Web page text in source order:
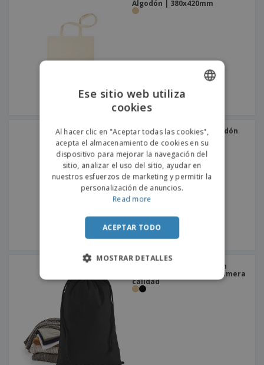
Algodón | 380x420mm
Bolsa de asa PERU | Algodón
180g | 380x420mm
Westford Mill | Bolso con
cordón de algodón de primera
calidad
SPANISH
Ese sitio web utiliza
cookies
Al hacer clic en "Aceptar todas las cookies",
acepta el almacenamiento de cookies en su
dispositivo para mejorar la navegación del
sitio, analizar el uso del sitio, ayudar en
nuestros esfuerzos de marketing y permitir la
personalización de anuncios.
Read more
ACEPTAR TODO
MOSTRAR DETALLES